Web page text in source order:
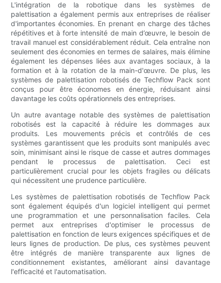
L'intégration de la robotique dans les systèmes de
palettisation a également permis aux entreprises de réaliser
d'importantes économies. En prenant en charge des tâches
répétitives et à forte intensité de main d’œuvre, le besoin de
travail manuel est considérablement réduit. Cela entraîne non
seulement des économies en termes de salaires, mais élimine
également les dépenses liées aux avantages sociaux, à la
formation et à la rotation de la main-d'œuvre. De plus, les
systèmes de palettisation robotisés de Techflow Pack sont
conçus pour être économes en énergie, réduisant ainsi
davantage les coûts opérationnels des entreprises.
Un autre avantage notable des systèmes de palettisation
robotisés est la capacité à réduire les dommages aux
produits. Les mouvements précis et contrôlés de ces
systèmes garantissent que les produits sont manipulés avec
soin, minimisant ainsi le risque de casse et autres dommages
pendant le processus de palettisation. Ceci est
particulièrement crucial pour les objets fragiles ou délicats
qui nécessitent une prudence particulière.
Les systèmes de palettisation robotisés de Techflow Pack
sont également équipés d'un logiciel intelligent qui permet
une programmation et une personnalisation faciles. Cela
permet aux entreprises d'optimiser le processus de
palettisation en fonction de leurs exigences spécifiques et de
leurs lignes de production. De plus, ces systèmes peuvent
être intégrés de manière transparente aux lignes de
conditionnement existantes, améliorant ainsi davantage
l'efficacité et l'automatisation.